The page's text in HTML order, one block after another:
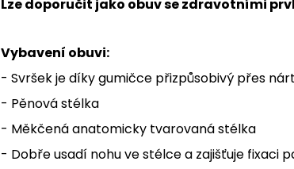
Lze doporučit jako obuv se zdravotními
Vybavení obuvi:
- Svršek je díky gumičce přizpůsobivý přes nárt
- Pěnová stélka
- Měkčená anatomicky tvarovaná stélka
- Dobře usadí nohu ve stélce a zajišťuje fixaci